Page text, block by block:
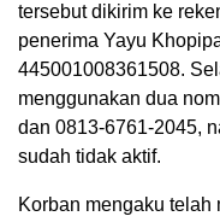
tersebut dikirim ke
penerima Yayu
445001008361508.
menggunakan dua
dan 0813-6761-2045,
sudah tidak aktif.
Korban mengaku